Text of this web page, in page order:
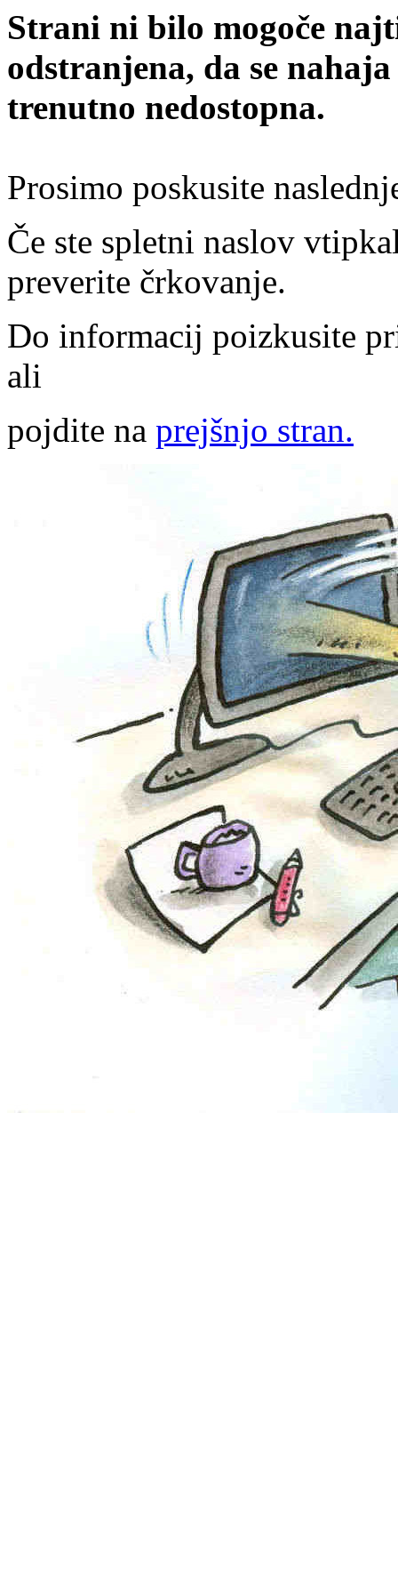
Strani ni bilo mogoče
odstranjena, da se
trenutno nedostopna.
Prosimo poskusite
Če ste spletni naslov
preverite črkovanje.
Do informacij poizkusite
ali
pojdite na prejšnjo stran.